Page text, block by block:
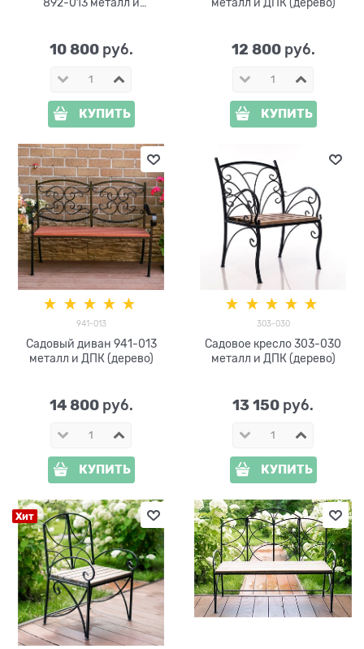
10 800 руб.
КУПИТЬ
12 800 руб.
КУПИТЬ
941-013
Садовый диван 941-013
металл и ДПК (дерево)
14 800 руб.
КУПИТЬ
303-030
Садовое кресло 303-030
металл и ДПК (дерево)
13 150 руб.
КУПИТЬ
Хит